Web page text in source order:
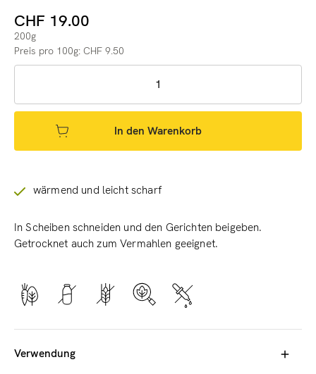
CHF 19.00
200g
Preis pro 100g: CHF 9.50
In den Warenkorb
wärmend und leicht scharf
In Scheiben schneiden und den Gerichten beigeben.
Getrocknet auch zum Vermahlen geeignet.
Verwendung